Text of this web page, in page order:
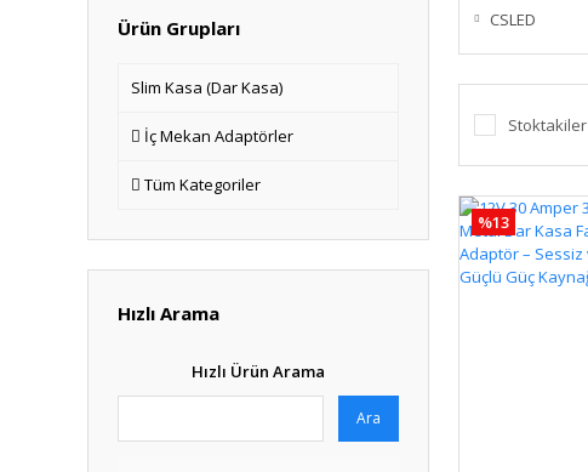
Ürün Grupları
Slim Kasa (Dar Kasa)
İç Mekan Adaptörler
Tüm Kategoriler
Hızlı Arama
Hızlı Ürün Arama
Ara
CSLED
Stoktakiler
%13